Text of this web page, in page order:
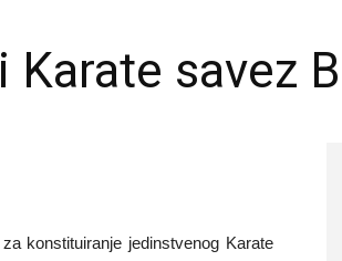
savez
konstituiranje jedinstvenog Karate